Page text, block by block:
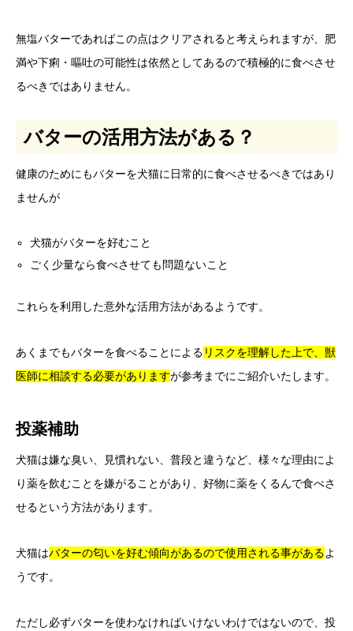
無塩バターであればこの点はクリアされると考えられますが、肥
満や下痢・嘔吐の可能性は依然としてあるので積極的に食べさせ
るべきではありません。
バターの活用方法がある？
健康のためにもバターを犬猫に日常的に食べさせるべきではあり
ませんが
犬猫がバターを好むこと
ごく少量なら食べさせても問題ないこと
これらを利用した意外な活用方法があるようです。
あくまでもバターを食べることによる リスクを理解した上で、獣
医師に相談する必要がありますが参考までにご紹介いたします。
投薬補助
犬猫は嫌な臭い、見慣れない、普段と違うなど、様々な理由によ
り薬を飲むことを嫌がることがあり、好物に薬をくるんで食べさ
せるという方法があります。
犬猫はバターの匂いを好む傾向があるので使用される事があるよ
うです。
ただし必ずバターを使わなければいけないわけではないので、投